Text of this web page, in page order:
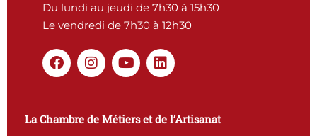
Du lundi au jeudi de 7h30 à 15h30
Le vendredi de 7h30 à 12h30
F
a
o
I
n
a
g
Y
o
b
L
i
e
d
La Chambre de Métiers et de l’Artisanat